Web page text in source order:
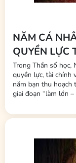
NĂM CÁ
QUYỀN LỰC
Trong Thần số học,
quyền lực, tài chính
năm bạn thu hoạch
giai đoạn “làm lớn
cách bạn giữ năng